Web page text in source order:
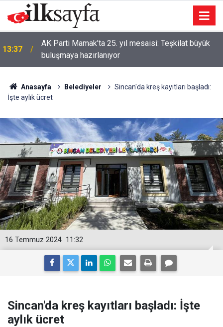
13:37
AK Parti Mamak’ta 25. yıl mesaisi: Teşkilat büyük
buluşmaya hazırlanıyor
Anasayfa Belediyeler
Sincan'da kreş kayıtları başladı:
İşte aylık ücret
11:32
16 Temmuz 2024
Sincan'da kreş kayıtları başladı: İşte
aylık ücret